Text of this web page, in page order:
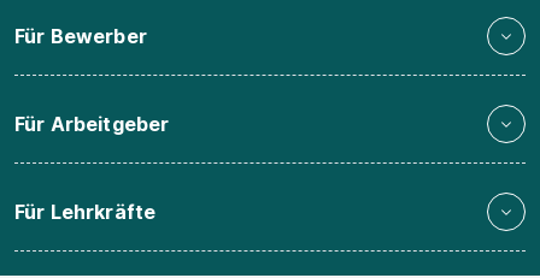
Für Bewerber
Für Arbeitgeber
Für Lehrkräfte